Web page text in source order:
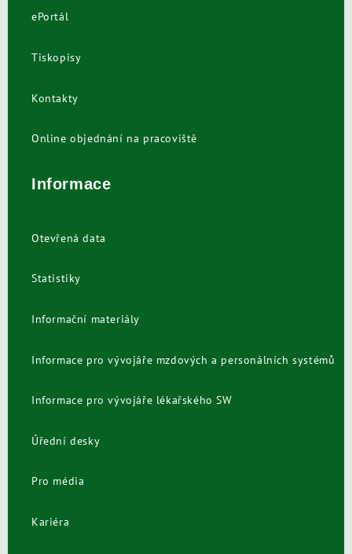
ePortál
Tiskopisy
Kontakty
Online objednání na pracoviště
Informace
Otevřená data
Statistiky
Informační materiály
Informace pro vývojáře mzdových a personálních systémů
Informace pro vývojáře lékařského SW
Úřední desky
Pro média
Kariéra